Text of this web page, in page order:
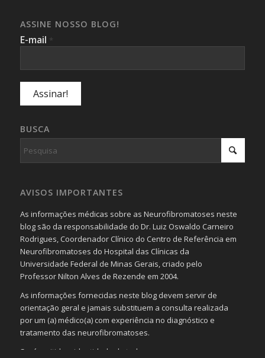
ASSINE NOSSO BLOG!
E-mail *
BUSCA
AVISOS IMPORTANTES
As informações médicas sobre as Neurofibromatoses neste
blog são da responsabilidade do Dr. Luiz Oswaldo Carneiro
Rodrigues, Coordenador Clínico do Centro de Referência em
Neurofibromatoses do Hospital das Clínicas da
Universidade Federal de Minas Gerais, criado pelo
Professor Nilton Alves de Rezende em 2004.
As informações fornecidas neste blog devem servir de
orientação geral e jamais substituem a consulta realizada
por um (a) médico(a) com experiência no diagnóstico e
tratamento das neurofibromatoses.
Será omitida a identidade de todas as pessoas que